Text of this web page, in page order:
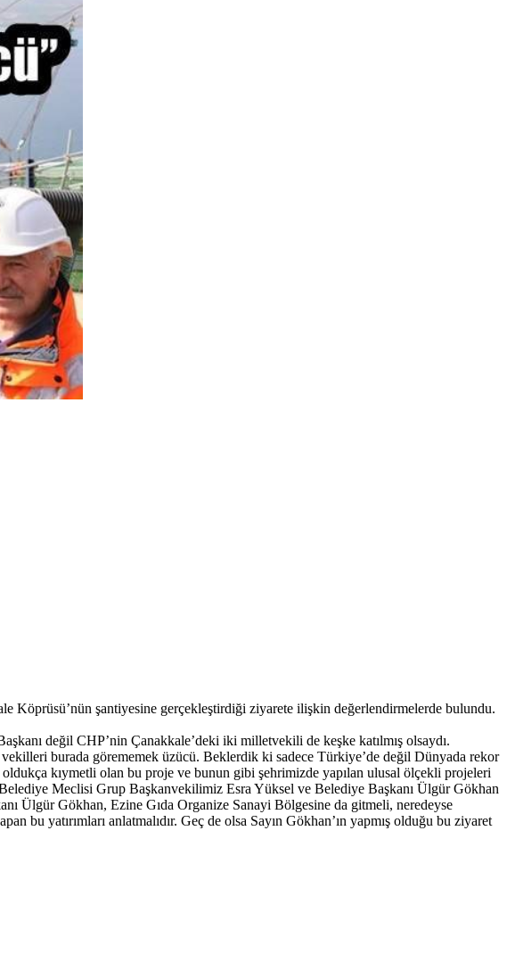
Köprüsü’nün şantiyesine gerçekleştirdiği ziyarete ilişkin değerlendirmelerde bulundu.
değil CHP’nin Çanakkale’deki iki milletvekili de keşke katılmış olsaydı.
burada görememek üzücü. Beklerdik ki sadece Türkiye’de değil Dünyada rekor
kıymetli olan bu proje ve bunun gibi şehrimizde yapılan ulusal ölçekli projeleri
Meclisi Grup Başkanvekilimiz Esra Yüksel ve Belediye Başkanı Ülgür Gökhan
Ülgür Gökhan, Ezine Gıda Organize Sanayi Bölgesine da gitmeli, neredeyse
bu yatırımları anlatmalıdır. Geç de olsa Sayın Gökhan’ın yapmış olduğu bu ziyaret